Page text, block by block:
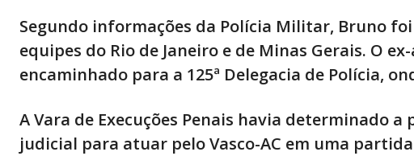
Segundo informações da Polícia Militar, Bruno
equipes do Rio de Janeiro e de Minas Gerais. O
encaminhado para a 125ª Delegacia de Polícia,
A Vara de Execuções Penais havia determinado
judicial para atuar pelo Vasco-AC em uma